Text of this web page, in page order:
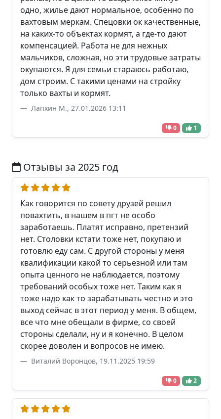
одно, жилье дают нормальное, особенно по
вахтовым меркам. Спецовки ок качественные,
на каких-то объектах кормят, а где-то дают
компенсацией. Работа не для нежных
мальчиков, сложная, но эти трудовые затраты
окупаются. Я для семьи стараюсь работаю,
дом строим. С такими ценами на стройку
только вахты и кормят.
Лапхин М., 27.01.2026 13:11
0 1
Отзывы за 2025 год
Как говорится по совету друзей решил
повахтить, в нашем в пгт не особо
заработаешь. Платят исправно, претензий
нет. Столовки кстати тоже нет, покупаю и
готовлю еду сам. С другой стороны у меня
квалификации какой то серьезной или там
опыта ценного не наблюдается, поэтому
требований особых тоже нет. Таким как я
тоже надо как то зарабатывать честно и это
выход сейчас в этот период у меня. В общем,
все что мне обещали в фирме, со своей
стороны сделали, ну и я конечно. В целом
скорее доволен и вопросов не имею.
Виталий Воронцов, 19.11.2025 19:59
0 2